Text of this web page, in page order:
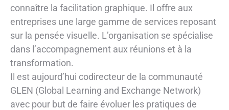
connaître la facilitation graphique. Il offre aux
entreprises une large gamme de services reposant
sur la pensée visuelle. L’organisation se spécialise
dans l’accompagnement aux réunions et à la
transformation.
Il est aujourd’hui codirecteur de la communauté
GLEN (Global Learning and Exchange Network)
avec pour but de faire évoluer les pratiques de